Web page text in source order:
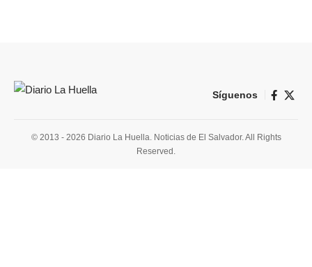
Síguenos
© 2013 - 2026 Diario La Huella. Noticias de El Salvador. All Rights
Reserved.